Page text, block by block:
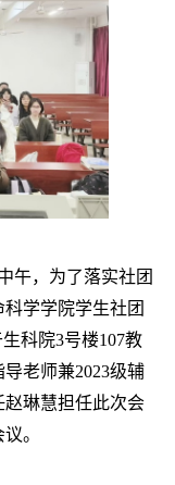
午，为了落实社团
学学院学生社团
科院3号楼107教
老师兼2023级辅
琳慧担任此次会
。